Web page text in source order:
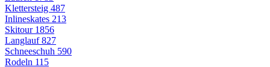
Klettersteig 487
Inlineskates 213
Skitour 1856
Langlauf827
Schneeschuh 590
Rodeln 115